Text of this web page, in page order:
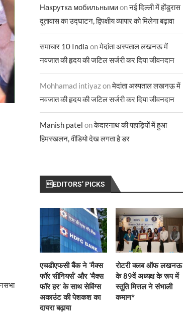
Накрутка мобильнымиonनई दिल्ली में होंडुरास
दूतावास का उद्घाटन, द्विपक्षीय व्यापार को मिलेगा बढ़ावा
समाचार 10 India onमेदांता अस्पताल लखनऊ में
नवजात की हृदय की जटिल सर्जरी कर दिया जीवनदान
Mohhamad intiyazonमेदांता अस्पताल लखनऊ में
नवजात की हृदय की जटिल सर्जरी कर दिया जीवनदान
Manish patel onकेदारनाथ की पहाड़ियों में हुआ
हिमस्खलन, वीडियो देख लगता है डर
EDITORS’ PICKS
एचडीएफसी बैंक ने ‘मैक्स
फॉर सीनियर्स’ और ‘मैक्स
फॉर हर’ के साथ सेविंग्स
अकाउंट की पेशकश का
दायरा बढ़ाया
रोटरी क्लब ऑफ लखनऊ
के 89वें अध्यक्ष के रूप में
स्तुति मित्तल ने संभाली
कमान*